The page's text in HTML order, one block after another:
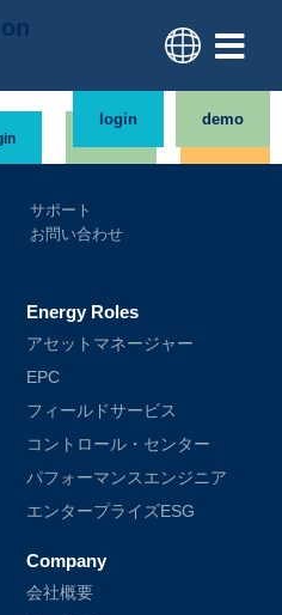
login demo
サポート
お問い合わせ
Energy Roles
アセットマネージャー
EPC
フィールドサービス
コントロール・センター
パフォーマンスエンジニア
エンタープライズESG
Company
会社概要